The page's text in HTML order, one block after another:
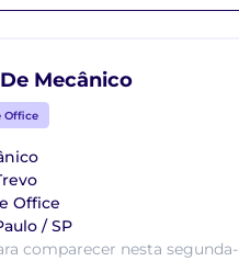
Mecânico
Office
Office
/ SP
comparecer nesta